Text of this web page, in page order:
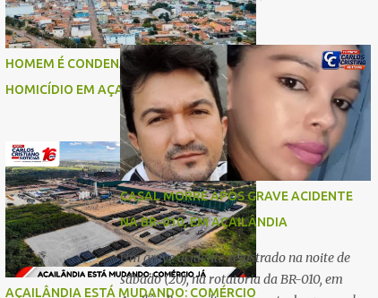
HOMEM É CONDENADO A 18 ANOS POR
HOMICÍDIO EM AÇAILÂNDIA
AÇAILÂNDIA ESTÁ MUDANDO: COMÉRCIO
começou a me atacar com uma faca,
atingindo também o rapaz que estava
comigo”, relatou. Após a agressão, Karine
recebeu atendimento médico e passa bem,
estando fora de perigo. A jovem também
registrou boletim de ocorrência contra o ex-
companheiro. Mesm...
acordo com informações apuradas, as
vítimas eram um casal residente em
Imperatriz. Eles haviam vindo até o bairro
Plano da Serra, em Açailândia, para visitar
familiares e estavam a caminho de casa
quando ocorreu a tragédia. O acidente
envolveu uma motocicleta e um caminhão
caçamba. Com o impacto da colisão, o casal
não resistiu aos ferimentos e veio a óbito
ainda no local. As vítimas foram
identificadas como Carmem Rejane e
Ronaldo de Jesus. Equipes de socorro foram
acionadas, mas nada puderam fazer além
de constatar os óbitos. A Polícia Rodoviária
CASAL MORRE APÓS GRAVE ACIDENTE
NA BR-010, EM AÇAILÂNDIA
Um grave acidente registrado na noite de
sábado (20), na rotatória da BR-010, em